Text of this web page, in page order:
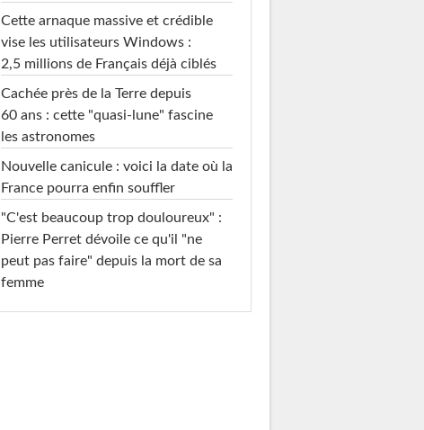
Cette arnaque massive et crédible
vise les utilisateurs Windows :
2,5 millions de Français déjà ciblés
Cachée près de la Terre depuis
60 ans : cette "quasi-lune" fascine
les astronomes
Nouvelle canicule : voici la date où la
France pourra enfin souffler
"C'est beaucoup trop douloureux" :
Pierre Perret dévoile ce qu'il "ne
peut pas faire" depuis la mort de sa
femme